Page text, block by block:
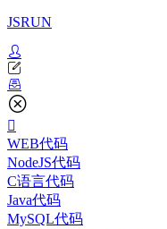
JSRUN
WEB代码
NodeJS代码
C语言代码
Java代码
MySQL代码